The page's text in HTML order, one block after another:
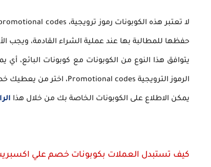
حفظها للمطالبة بها عند عملية الشراء القادمة، ويجب
يتوافق هذا النوع من الكوبونات مع كوبونات
الرموز الترويجية Promotional codes، اختر من يعطيك خصم أختر ولكن لا يمكنك الجمع بينهما.
يمكن الاطلاع على الكوبونات الخاصة بك من خلال هذا
كيف تستبدل العملات بكوبونات خصم علي